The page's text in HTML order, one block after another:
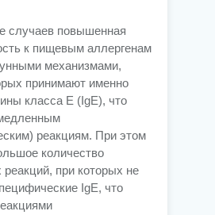
случаев повышенная
к пищевым аллергенам
механизмами,
принимают именно
класса Е (IgE), что
реакциям. При этом
количество
реакций, при которых не
IgE, что